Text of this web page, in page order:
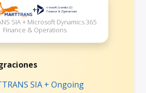
+
SIA + Microsoft Dynamics 365
Finance & Operations
SIA + Ongoing